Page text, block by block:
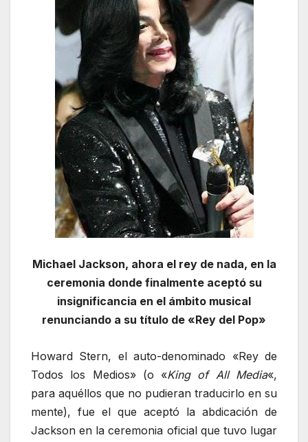
Michael Jackson, ahora el rey de nada, en la
ceremonia donde finalmente aceptó su
insignificancia en el ámbito musical
renunciando a su título de «Rey del Pop»
Howard Stern, el auto-denominado «Rey de
Todos los Medios» (o «King of All Media«,
para aquéllos que no pudieran traducirlo en su
mente), fue el que aceptó la abdicación de
Jackson en la ceremonia oficial que tuvo lugar